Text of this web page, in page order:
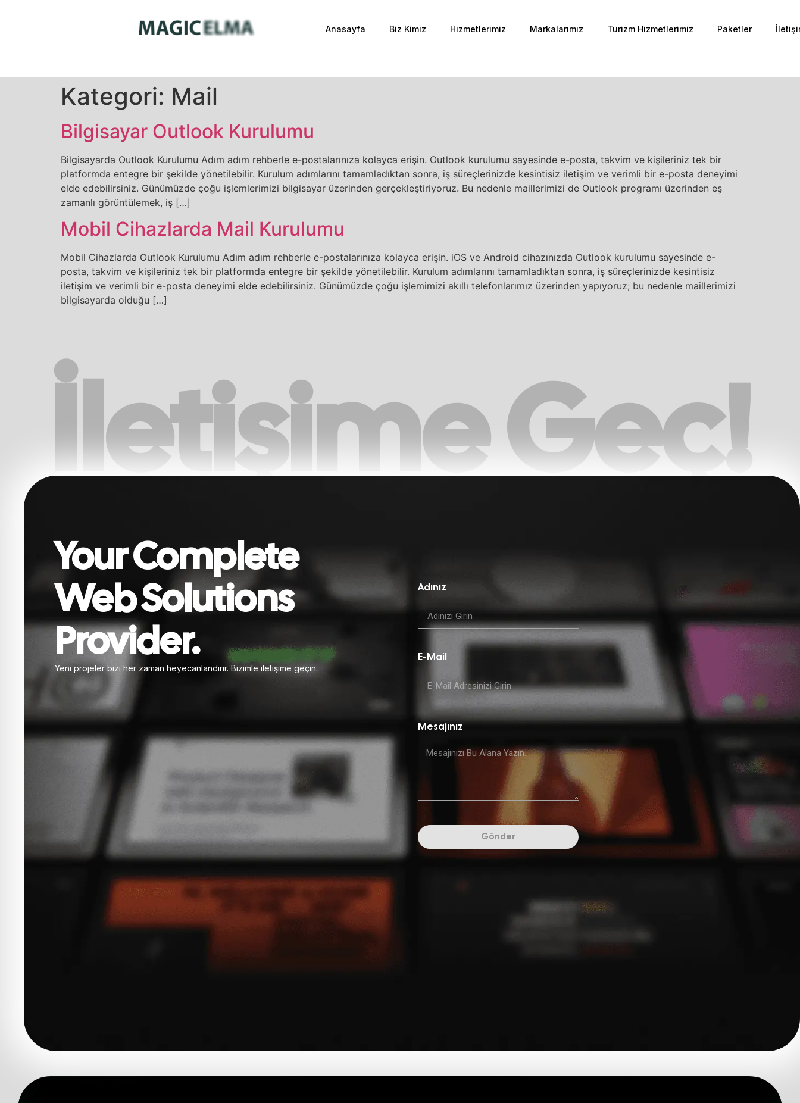
Anasayfa Biz Kimiz Hizmetlerimiz Markalarımız Turizm Hizmetlerimiz Paketler
Kategori: Mail
Bilgisayar Outlook Kurulumu
Bilgisayarda Outlook Kurulumu Adım adım rehberle e-postalarınıza kolayca erişin. Outlook kurulumu sayesinde e-posta, takvim ve kişileriniz tek bir
platformda entegre bir şekilde yönetilebilir. Kurulum adımlarını tamamladıktan sonra, iş süreçlerinizde kesintisiz iletişim ve verimli bir e-posta deneyimi
elde edebilirsiniz. Günümüzde çoğu işlemlerimizi bilgisayar üzerinden gerçekleştiriyoruz. Bu nedenle maillerimizi de Outlook programı üzerinden eş
zamanlı görüntülemek, iş […]
Mobil Cihazlarda Mail Kurulumu
Mobil Cihazlarda Outlook Kurulumu Adım adım rehberle e-postalarınıza kolayca erişin. iOS ve Android cihazınızda Outlook kurulumu sayesinde e-
posta, takvim ve kişileriniz tek bir platformda entegre bir şekilde yönetilebilir. Kurulum adımlarını tamamladıktan sonra, iş süreçlerinizde kesintisiz
iletişim ve verimli bir e-posta deneyimi elde edebilirsiniz. Günümüzde çoğu işlemimizi akıllı telefonlarımız üzerinden yapıyoruz; bu nedenle maillerimizi
bilgisayarda olduğu […]
İletişime Geç!
Your Complete
Web Solutions
Provider.
Yeni projeler bizi her zaman heyecanlandırır. Bizimle iletişime geçin.
Adınız
E-Mail
Mesajınız
Gönder